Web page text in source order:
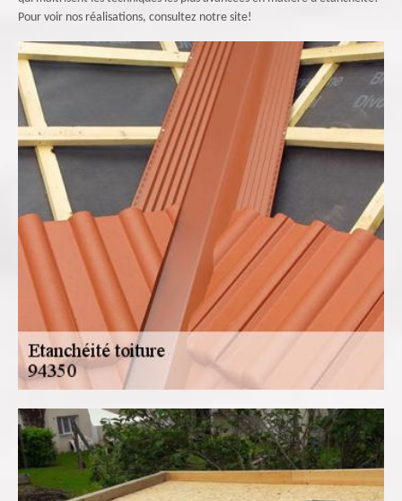
Pour voir nos réalisations, consultez notre site!